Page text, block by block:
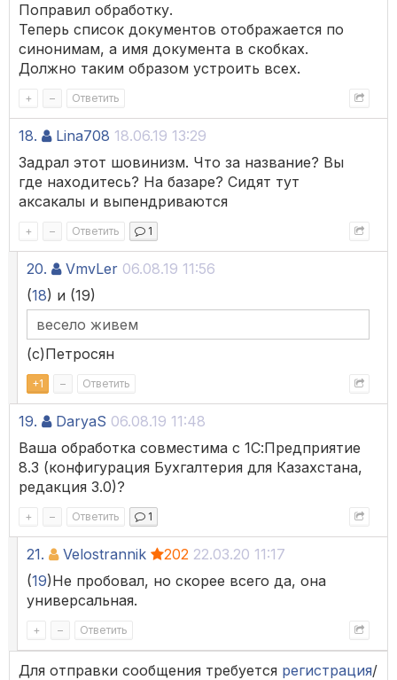
Поправил обработку.
Теперь список документов отображается по
синонимам, а имя документа в скобках.
Должно таким образом устроить всех.
+ – Ответить
18. Lina708 18.06.19 13:29
Задрал этот шовинизм. Что за название? Вы
где находитесь? На базаре? Сидят тут
аксакалы и выпендриваются
+ – Ответить 1
20. VmvLer 06.08.19 11:56
(18) и (19)
весело живем
(с)Петросян
+1 – Ответить
19. DaryaS 06.08.19 11:48
Ваша обработка совместима с 1С:Предприятие
8.3 (конфигурация Бухгалтерия для Казахстана,
редакция 3.0)?
+ – Ответить 1
21. Velostrannik 202 22.03.20 11:17
(19)Не пробовал, но скорее всего да, она
универсальная.
+ – Ответить
Для отправки сообщения требуется регистрация/